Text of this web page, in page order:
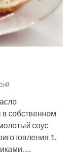
в собственном
соус
1.
…